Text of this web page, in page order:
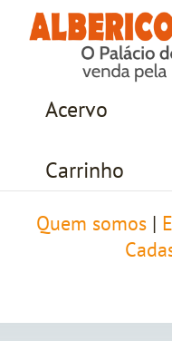
Acervo
Carrinho
Quem somos